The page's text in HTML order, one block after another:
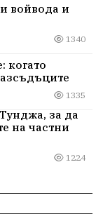
войвода и
1340
когато
1335
за да
на частни
1224